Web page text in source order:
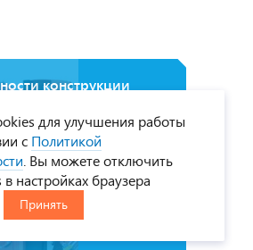
конструкции
систем
для улучшения работы
с Политикой
. Вы можете отключить
настройках браузера
Принять